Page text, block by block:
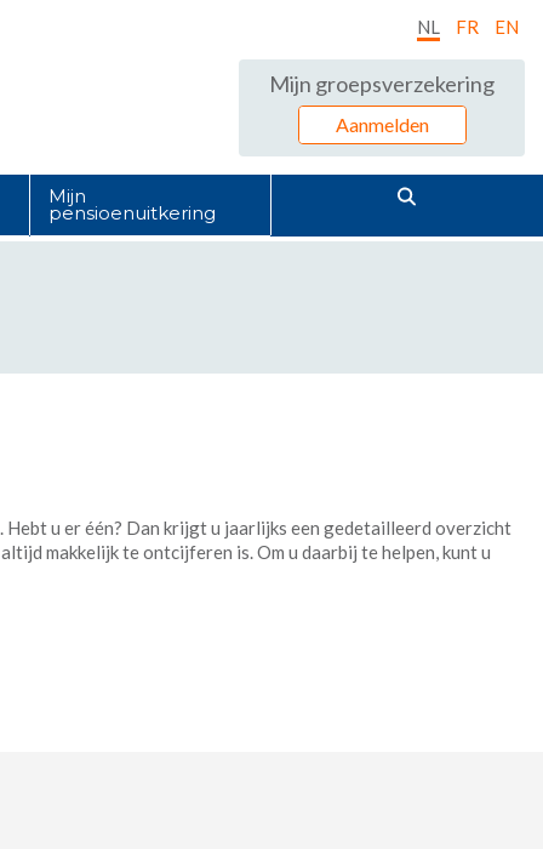
NL FR EN
Mijn groepsverzekering
Aanmelden
Mijn
pensioenuitkering
Hebt u er één? Dan krijgt u jaarlijks een gedetailleerd overzicht
makkelijk te ontcijferen is. Om u daarbij te helpen, kunt u